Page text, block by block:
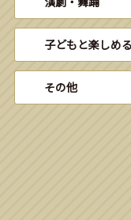
子どもと楽しめる
その他